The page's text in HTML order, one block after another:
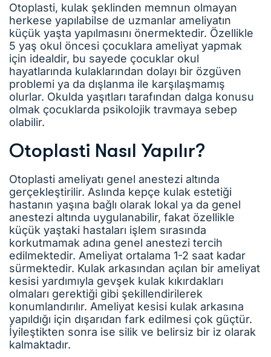
Otoplasti, kulak şeklinden memnun olmayan
herkese yapılabilse de uzmanlar ameliyatın
küçük yaşta yapılmasını önermektedir. Özellikle
5 yaş okul öncesi çocuklara ameliyat yapmak
için idealdir, bu sayede çocuklar okul
hayatlarında kulaklarından dolayı bir özgüven
problemi ya da dışlanma ile karşılaşmamış
olurlar. Okulda yaşıtları tarafından dalga konusu
olmak çocuklarda psikolojik travmaya sebep
olabilir.
Otoplasti Nasıl Yapılır?
Otoplasti ameliyatı genel anestezi altında
gerçekleştirilir. Aslında kepçe kulak estetiği
hastanın yaşına bağlı olarak lokal ya da genel
anestezi altında uygulanabilir, fakat özellikle
küçük yaştaki hastaları işlem sırasında
korkutmamak adına genel anestezi tercih
edilmektedir. Ameliyat ortalama 1-2 saat kadar
sürmektedir. Kulak arkasından açılan bir ameliyat
kesisi yardımıyla gevşek kulak kıkırdakları
olmaları gerektiği gibi şekillendirilerek
konumlandırılır. Ameliyat kesisi kulak arkasına
yapıldığı için dışarıdan fark edilmesi çok güçtür.
İyileştikten sonra ise silik ve belirsiz bir iz olarak
kalmaktadır.